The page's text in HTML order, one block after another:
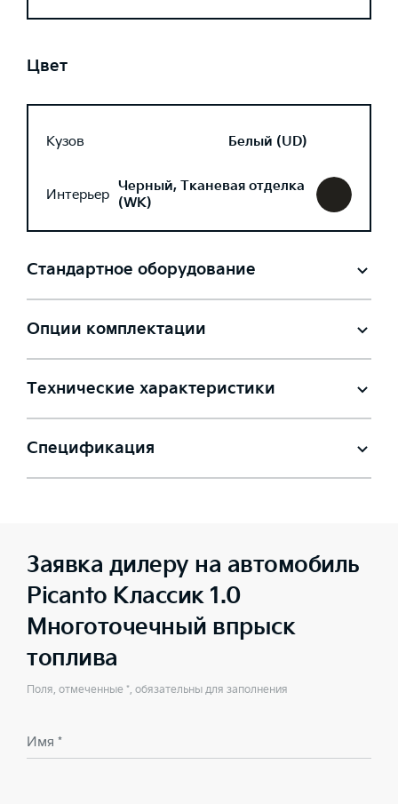
Цвет
Кузов Белый (UD)
Интерьер Черный, Тканевая отделка
(WK)
Стандартное оборудование
Опции комплектации
Технические характеристики
Спецификация
Заявка дилеру на автомобиль
Picanto Классик 1.0
Многоточечный впрыск
топлива
Поля, отмеченные *, обязательны для заполнения
Имя *